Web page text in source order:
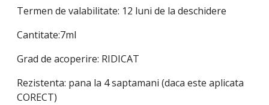
Termen de valabilitate: 12 luni de la deschidere
Cantitate:7ml
Grad de acoperire: RIDICAT
Rezistenta: pana la 4 saptamani (daca este aplicata
CORECT)